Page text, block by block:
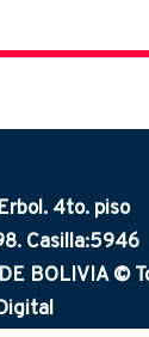
4to. piso
Casilla:5946
BOLIVIA ©